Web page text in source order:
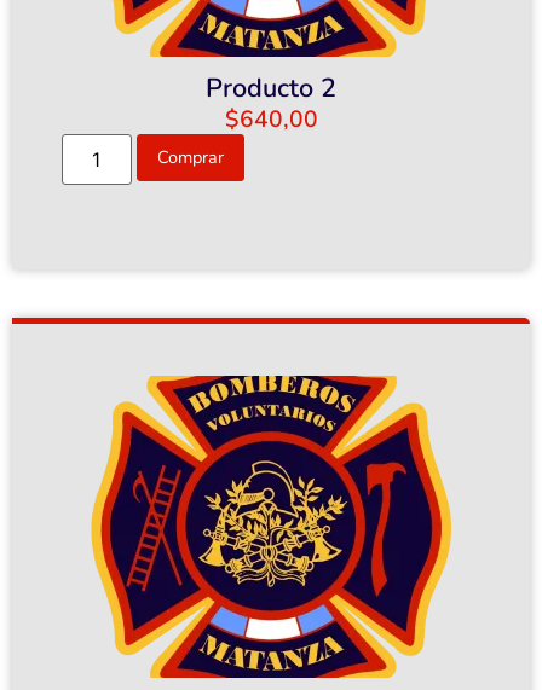
Producto 2
$640,00
Comprar